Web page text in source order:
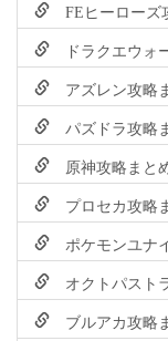
FEヒーローズ
ドラクエウォ
アズレン攻略
パズドラ攻略
原神攻略まと
プロセカ攻略
ポケモンユナ
オクトパスト
ブルアカ攻略